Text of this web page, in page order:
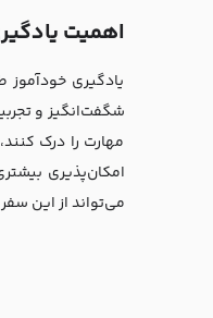
اهمیت
یادگیری خودآموز
شگفت‌انگیز و
مهارت را درک
امکان‌پذیری
می‌تواند از این